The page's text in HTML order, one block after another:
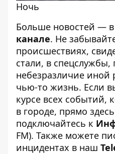
Ночь
Больше новостей —
канале. Не
происшествиях,
стали, в спецслужбы,
небезразличие иной
чью-то жизнь. Если
курсе всех событий,
в городе, прямо
подключайтесь к
FM). Также можете
инцидентах в наш